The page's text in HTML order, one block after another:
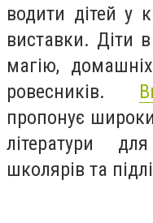
водити дітей у
виставки. Діти
магію,
ровесників.
пропонує
літератури
школярів та